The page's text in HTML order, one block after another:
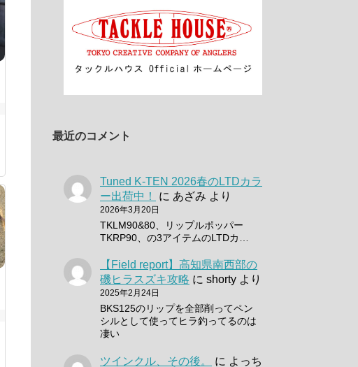
最近のコメント
Tuned K-TEN 2026春のLTDカラ
ー出荷中！
に あざみ より
2026年3月20日
TKLM90&80、リップルポッパー
TKRP90、の3アイテムのLTDカ…
【Field report】高知県南西部の
磯ヒラスズキ攻略 に shorty より
2025年2月24日
BKS125のリップを全部削ってペン
シルとして使ってヒラ釣ってるのは
凄い
ツインクル、その後。 に よっち